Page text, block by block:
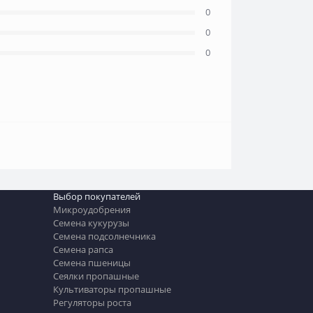
0
0
0
Выбор покупателей
Микроудобрения
Семена кукурузы
Семена подсолнечника
Семена рапса
Семена пшеницы
Сеялки пропашные
Культиваторы пропашные
Регуляторы роста